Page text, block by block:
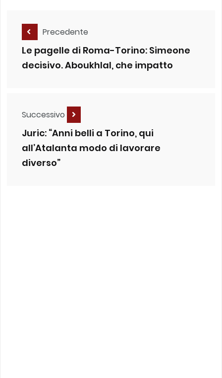
Precedente
Le pagelle di Roma-Torino: Simeone
decisivo. Aboukhlal, che impatto
Successivo
Juric: “Anni belli a Torino, qui
all’Atalanta modo di lavorare
diverso”